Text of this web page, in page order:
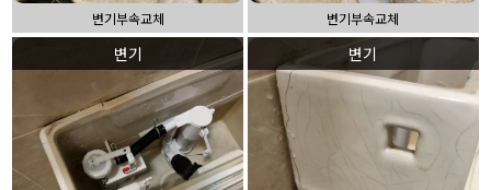
변기부속교체 변기부속교체
변기 변기